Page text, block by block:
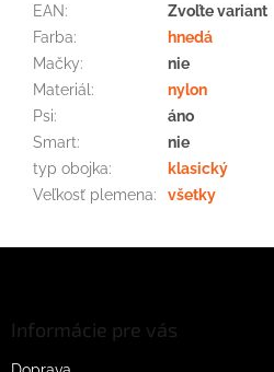
EAN:
Zvoľte variant
Farba:
hnedá
Mačky:
nie
Materiál :
nylon
Psi:
áno
Smart:
nie
typ obojka:
klasický
Veľkosť plemena: všetky
Informácie pre vás